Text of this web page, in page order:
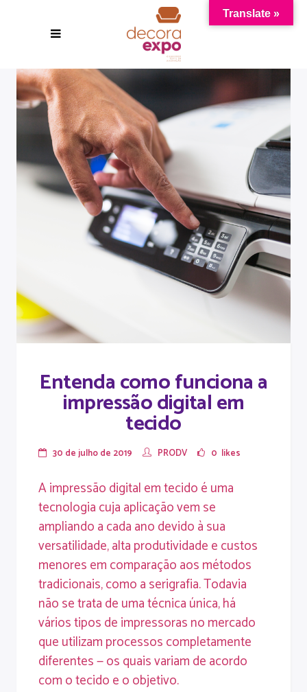
Entenda como funciona a
impressão digital em
tecido
30 de julho de 2019 PRODV 0 likes
A impressão digital em tecido é uma
tecnologia cuja aplicação vem se
ampliando a cada ano devido à sua
versatilidade, alta produtividade e custos
menores em comparação aos métodos
tradicionais, como a serigrafia. Todavia
não se trata de uma técnica única, há
vários tipos de impressoras no mercado
que utilizam processos completamente
diferentes — os quais variam de acordo
com o tecido e o objetivo.
Translate »